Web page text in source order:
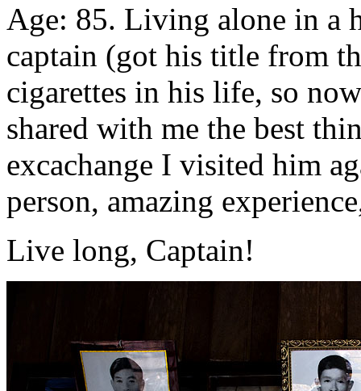
Age: 85. Living alone in a
captain (got his title from
cigarettes in his life, so
shared with me the best
excachange I visited him
person, amazing
Live long, Captain!